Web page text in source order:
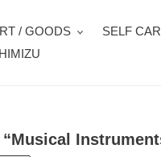
/ GOODS
SELF
“Musical